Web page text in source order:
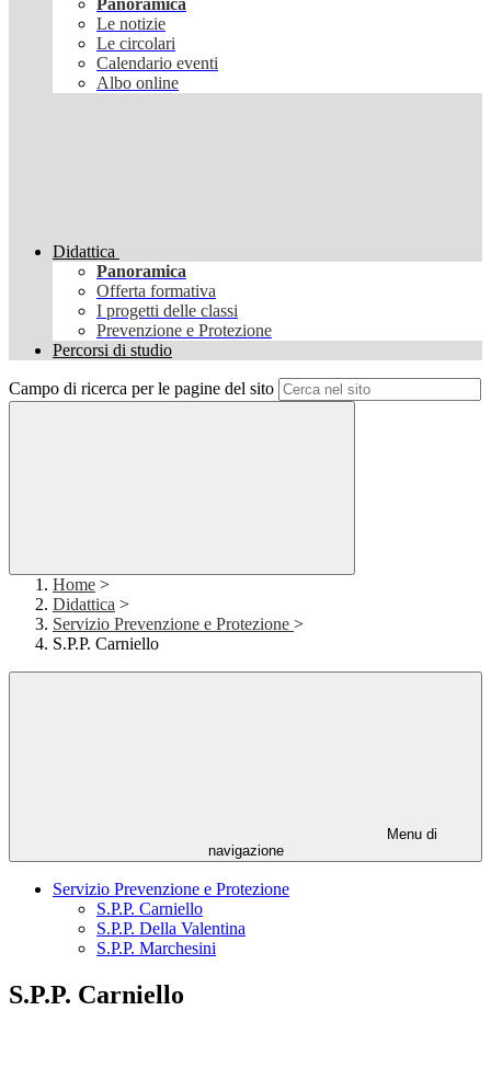
Panoramica
Le notizie
Le circolari
Calendario eventi
Albo online
Didattica
Panoramica
Offerta formativa
I progetti delle classi
Prevenzione e Protezione
Percorsi di studio
Campo di ricerca per le pagine del sito
Home >
Didattica >
Servizio Prevenzione e Protezione >
S.P.P. Carniello
Menu di
navigazione
Servizio Prevenzione e Protezione
S.P.P. Carniello
S.P.P. Della Valentina
S.P.P. Marchesini
S.P.P. Carniello